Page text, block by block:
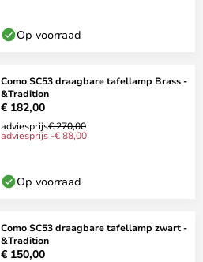
Op voorraad
Como SC53 draagbare tafellamp Brass -
&Tradition
€ 182,00
adviesprijs€ 270,00
adviesprijs -€ 88,00
Op voorraad
Como SC53 draagbare tafellamp zwart -
&Tradition
€ 150,00